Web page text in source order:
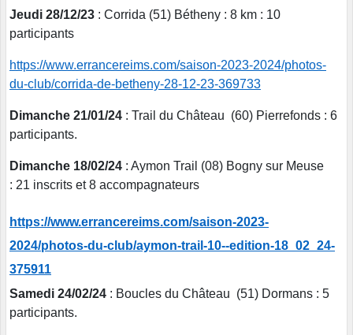
Jeudi 28/12/23 : Corrida (51) Bétheny : 8 km : 10
participants
https://www.errancereims.com/saison-2023-2024/photos-
du-club/corrida-de-betheny-28-12-23-369733
Dimanche 21/01/24 : Trail du Château (60) Pierrefonds : 6
participants.
Dimanche 18/02/24 : Aymon Trail (08) Bogny sur Meuse
: 21 inscrits et 8 accompagnateurs
https://www.errancereims.com/saison-2023-
2024/photos-du-club/aymon-trail-10--edition-18_02_24-
375911
Samedi 24/02/24 : Boucles du Château (51) Dormans : 5
participants.